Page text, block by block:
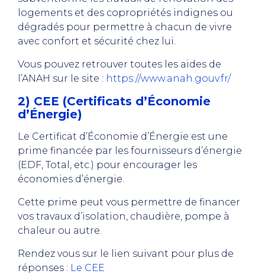
logements et des copropriétés indignes ou
dégradés pour permettre à chacun de vivre
avec confort et sécurité chez lui.
Vous pouvez retrouver toutes les aides de
l’ANAH sur le site : https://www.anah.gouv.fr/
2) CEE (Certificats d’Économie
d’Énergie)
Le Certificat d’Économie d’Énergie est une
prime financée par les fournisseurs d’énergie
(EDF, Total, etc.) pour encourager les
économies d’énergie.
Cette prime peut vous permettre de financer
vos travaux d’isolation, chaudière, pompe à
chaleur ou autre.
Rendez vous sur le lien suivant pour plus de
réponses : Le CEE